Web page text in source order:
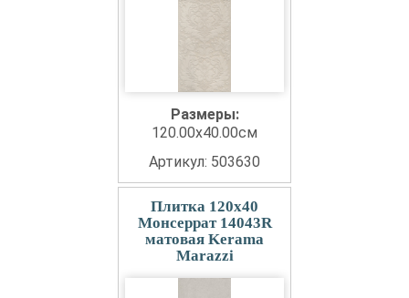
Размеры:
120.00x40.00см
Артикул: 503630
Плитка 120x40
Монсеррат 14043R
матовая Kerama
Marazzi